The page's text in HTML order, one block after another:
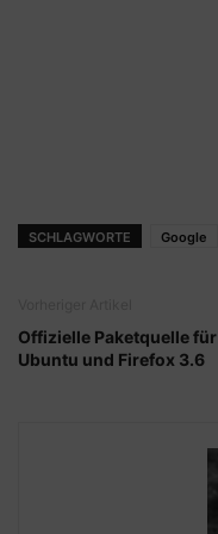
SCHLAGWORTE Google
Offizielle Paketquelle für
Ubuntu und Firefox 3.6